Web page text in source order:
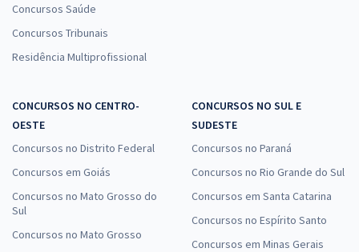
Concursos Saúde
Concursos Tribunais
Residência Multiprofissional
CONCURSOS NO CENTRO-
OESTE
Concursos no Distrito Federal
Concursos em Goiás
Concursos no Mato Grosso do
Sul
Concursos no Mato Grosso
CONCURSOS NO SUL E
SUDESTE
Concursos no Paraná
Concursos no Rio Grande do Sul
Concursos em Santa Catarina
Concursos no Espírito Santo
Concursos em Minas Gerais